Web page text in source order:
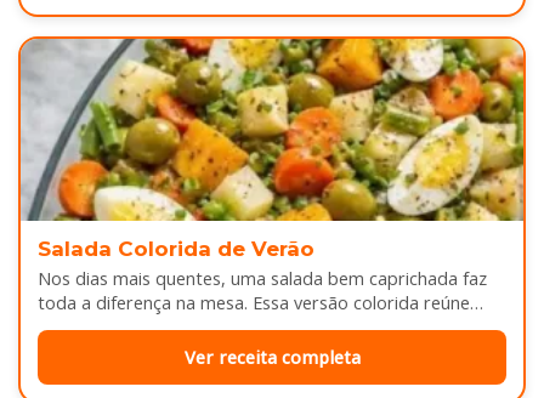
Salada Colorida de Verão
Nos dias mais quentes, uma salada bem caprichada faz
toda a diferença na mesa. Essa versão colorida reúne
legumes cozidos…
Ver receita completa